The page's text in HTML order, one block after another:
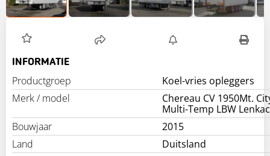
INFORMATIE
Productgroep
Koel-vries opleggers
Merk / model
Chereau CV 1950Mt.
Multi-Temp LBW
Bouwjaar
2015
Land
Duitsland